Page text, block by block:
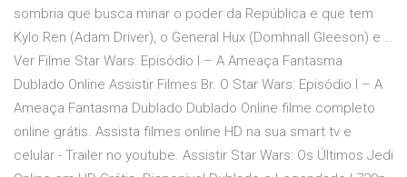
sombria que busca minar o poder da República e que tem
Kylo Ren (Adam Driver), o General Hux (Domhnall Gleeson) e …
Ver Filme Star Wars: Episódio I – A Ameaça Fantasma
Dublado Online Assistir Filmes Br. O Star Wars: Episódio I – A
Ameaça Fantasma Dublado Dublado Online filme completo
online grátis. Assista filmes online HD na sua smart tv e
celular - Trailer no youtube. Assistir Star Wars: Os Últimos Jedi